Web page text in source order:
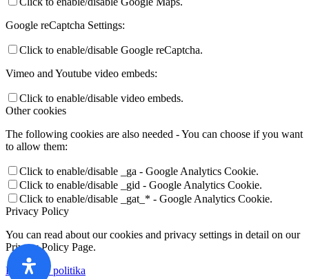
Google reCaptcha Settings:
Click to enable/disable Google reCaptcha.
Vimeo and Youtube video embeds:
Click to enable/disable video embeds.
Other cookies
The following cookies are also needed - You can choose if you want
to allow them:
Click to enable/disable _ga - Google Analytics Cookie.
Click to enable/disable _gid - Google Analytics Cookie.
Click to enable/disable _gat_* - Google Analytics Cookie.
Privacy Policy
You can read about our cookies and privacy settings in detail on our
Privacy Policy Page.
Privatumo politika